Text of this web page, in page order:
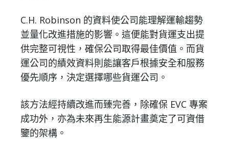
C.H. Robinson 的資料使公司能理解運輸趨勢
並量化改進措施的影響。這便能對貨運支出提
供完整可視性，確保公司取得最佳價值。而貨
運公司的績效資料則能讓客戶根據安全和服務
優先順序，決定選擇哪些貨運公司。
該方法經持續改進而臻完善，除確保 EVC 專案
成功外，亦為未來再生能源計畫奠定了可資借
鑒的架構。